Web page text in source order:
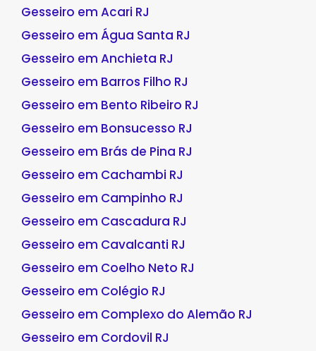
Gesseiro em Acari RJ
Gesseiro em Água Santa RJ
Gesseiro em Anchieta RJ
Gesseiro em Barros Filho RJ
Gesseiro em Bento Ribeiro RJ
Gesseiro em Bonsucesso RJ
Gesseiro em Brás de Pina RJ
Gesseiro em Cachambi RJ
Gesseiro em Campinho RJ
Gesseiro em Cascadura RJ
Gesseiro em Cavalcanti RJ
Gesseiro em Coelho Neto RJ
Gesseiro em Colégio RJ
Gesseiro em Complexo do Alemão RJ
Gesseiro em Cordovil RJ